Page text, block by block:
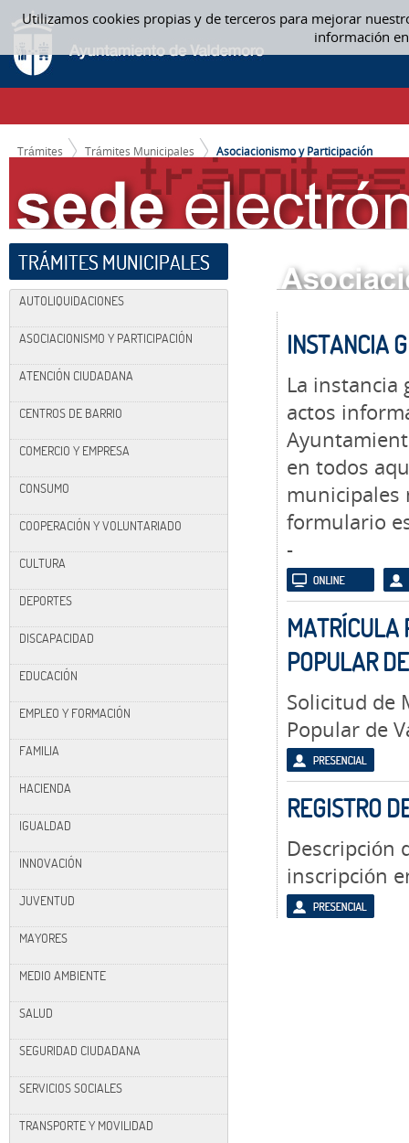
Utilizamos cookies propias y de terceros para mejorar
información
Saltar al contenido
ASOCIACIONISMO Y PARTICIPACIÓN
CAMINO DE MIGAS
Trámites Trámites Municipales Asociacionismo y Participación
TRÁMITES MUNICIPALES
AUTOLIQUIDACIONES
ASOCIACIONISMO Y PARTICIPACIÓN
ATENCIÓN CIUDADANA
CENTROS DE BARRIO
COMERCIO Y EMPRESA
CONSUMO
COOPERACIÓN Y VOLUNTARIADO
CULTURA
DEPORTES
DISCAPACIDAD
EDUCACIÓN
EMPLEO Y FORMACIÓN
FAMILIA
HACIENDA
IGUALDAD
INNOVACIÓN
JUVENTUD
MAYORES
MEDIO AMBIENTE
SALUD
SEGURIDAD CIUDADANA
SERVICIOS SOCIALES
TRANSPORTE Y MOVILIDAD
INSTANCIA
La instancia
actos
en todos
municipales
formulario
-
MATRÍCULA
POPULAR
Solicitud de
Popular de
REGISTRO
Descripción
inscripción